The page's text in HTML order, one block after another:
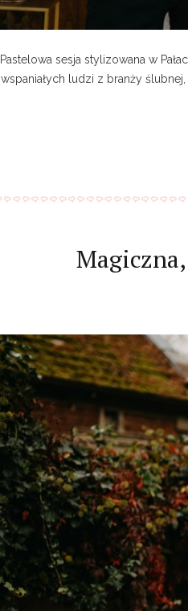
Pastelowa sesja stylizowana w
wspaniałych ludzi z branży